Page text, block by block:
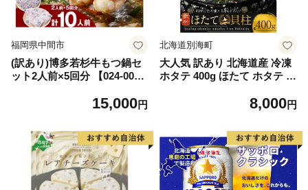
福岡県中間市
(訳あり)博多若杉牛もつ鍋セ
ット2人前×5回分 【024-002
15,000円
北海道別海町
大人気 訳あり 北海道産 冷凍
ホタテ 400g ほたて ホタテ 帆
8,000円